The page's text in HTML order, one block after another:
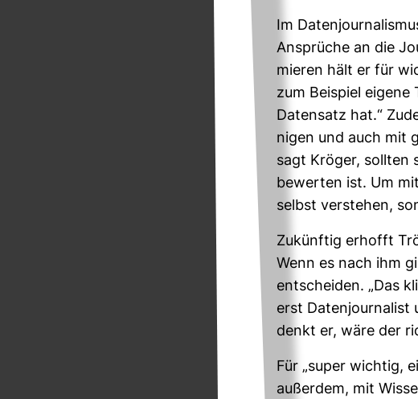
Im
Ansprüche an die
mieren hält er für
zum Bei­spiel eigene
Daten­satz hat.“
nigen und auch mit
sagt Kröger, sollten
bewerten ist. Um
selbst ver­stehen,
Zukünftig erhofft
Wenn es nach ihm
ent­scheiden. „Das
erst Daten­jour­na­list
denkt er, wäre der
Für „super wichtig,
außerdem, mit